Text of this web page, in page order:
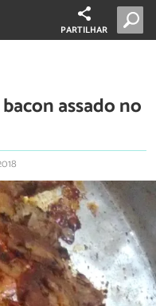
PARTILHAR
assado no